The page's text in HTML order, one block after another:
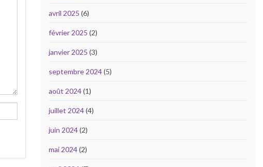
avril 2025 (6)
février 2025 (2)
janvier 2025 (3)
septembre 2024(5)
août 2024(1)
juillet 2024(4)
juin 2024(2)
mai 2024(2)